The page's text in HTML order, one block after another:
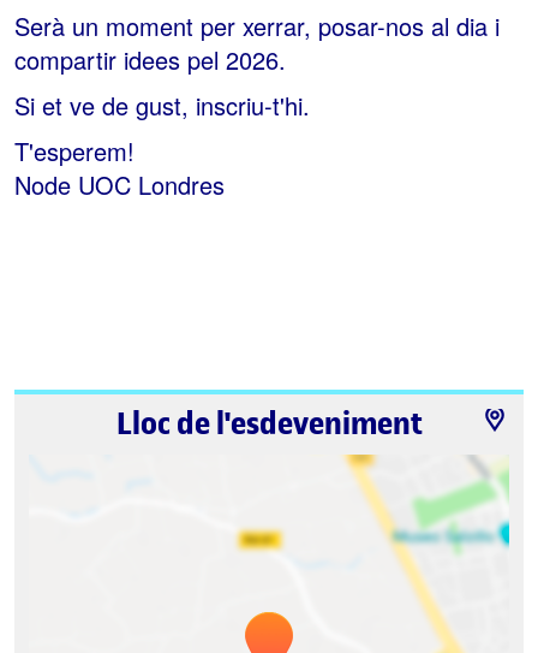
Serà un moment per xerrar, posar-nos al dia i
compartir idees pel 2026.
Si et ve de gust, inscriu-t'hi.
T'esperem!
Node UOC Londres
Lloc de l'esdeveniment